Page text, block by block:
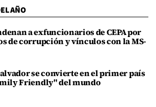
AÑO
a exfuncionarios de CEPA por
de corrupción y vínculos con la MS-
se convierte en el primer país
Friendly" del mundo